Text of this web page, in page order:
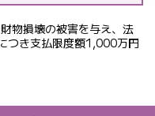
物損壊の被害を与え、法
つき支払限度額1,000万円